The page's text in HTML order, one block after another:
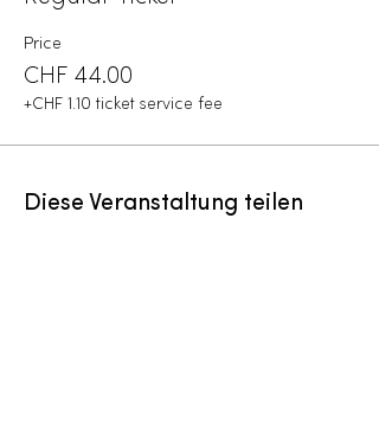
Price
CHF 44.00
+CHF 1.10 ticket service fee
Diese Veranstaltung teilen